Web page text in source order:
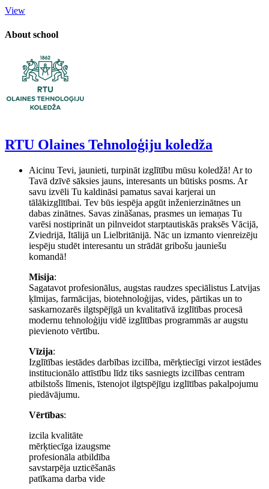
View
About school
RTU Olaines Tehnoloģiju koledža
Aicinu Tevi, jaunieti, turpināt izglītību mūsu koledžā! Ar to
Tavā dzīvē sāksies jauns, interesants un būtisks posms. Ar
savu izvēli Tu kaldināsi pamatus savai karjerai un
tālākizglītībai. Tev būs iespēja apgūt inženierzinātnes un
dabas zinātnes. Savas zināšanas, prasmes un iemaņas Tu
varēsi nostiprināt un pilnveidot starptautiskās praksēs Vācijā,
Zviedrijā, Itālijā un Lielbritānijā. Nāc un izmanto vienreizēju
iespēju studēt interesantu un strādāt gribošu jauniešu
komandā!
Misija:
Sagatavot profesionālus, augstas raudzes speciālistus Latvijas
ķīmijas, farmācijas, biotehnoloģijas, vides, pārtikas un to
saskarnozarēs ilgtspējīgā un kvalitatīvā izglītības procesā
modernu tehnoloģiju vidē izglītības programmās ar augstu
pievienoto vērtību.
Vīzija:
Izglītības iestādes darbības izcilība, mērķtiecīgi virzot iestādes
institucionālo attīstību līdz tiks sasniegts izcilības centram
atbilstošs līmenis, īstenojot ilgtspējīgu izglītības pakalpojumu
piedāvājumu.
Vērtības:
izcila kvalitāte
mērķtiecīga izaugsme
profesionāla atbildība
savstarpēja uzticēšanās
patīkama darba vide